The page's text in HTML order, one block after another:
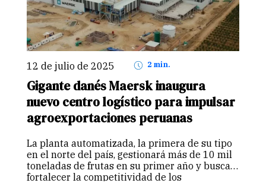
12 de julio de 2025 2 min.
Gigante danés Maersk inaugura
nuevo centro logístico para impulsar
agroexportaciones peruanas
La planta automatizada, la primera de su tipo
en el norte del país, gestionará más de 10 mil
toneladas de frutas en su primer año y busca
fortalecer la competitividad de los